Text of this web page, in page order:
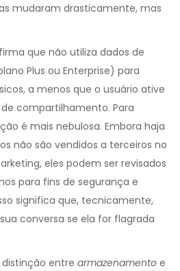
mudaram drasticamente, mas
que não utiliza dados de
Plus ou Enterprise) para
a menos que o usuário ative
compartilhamento. Para
é mais nebulosa. Embora haja
não são vendidos a terceiros no
eles podem ser revisados
para fins de segurança e
significa que, tecnicamente,
conversa se ela for flagrada
entre armazenamento e